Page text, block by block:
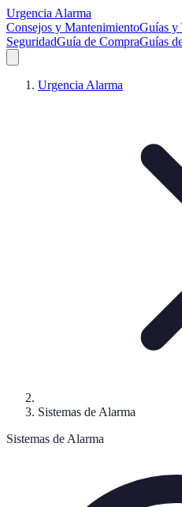
Urgencia Alarma
Consejos y MantenimientoGuías y
SeguridadGuía de CompraGuías
Urgencia Alarma
Sistemas de Alarma
Sistemas de Alarma